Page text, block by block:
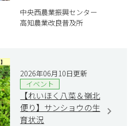
中央西農業振興センター
高知農業改良普及所
2026年06月10日更新
イベント
【れいほく八菜＆嶺北
便り】サンショウの生
育状況